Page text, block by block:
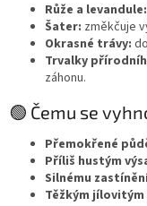
Růže a levandule:
Šater: změkčuje
Okrasné trávy:
Trvalky
záhonu.
🟢 Čemu se
Přemokřené
Příliš hustým
Silnému
Těžkým jílovitým